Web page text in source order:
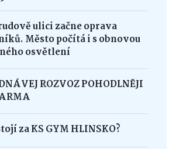
ulici začne oprava
Město počítá i s obnovou
osvětlení
ROZVOZ POHODLNĚJI
za KS GYM HLINSKO?